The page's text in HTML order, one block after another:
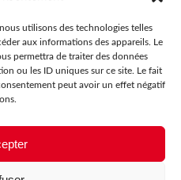
utilisons des technologies telles
aux informations des appareils. Le
permettra de traiter des données
ou les ID uniques sur ce site. Le fait
peut avoir un effet négatif